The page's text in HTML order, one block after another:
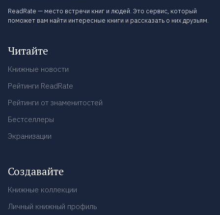
ReadRate — место встречи книг и людей. Это сервис, который
поможет вам найти интересные книги и рассказать о них друзьям.
Читайте
Книжные новости
Рейтинги ReadRate
Рейтинги от знаменитостей
Бестселлеры
Экранизации
Создавайте
Книжные коллекции
Личный книжный профиль